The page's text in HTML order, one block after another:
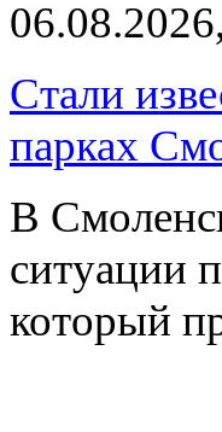
Стали
парках
В
ситуации
который